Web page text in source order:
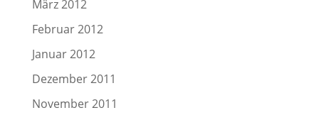
März 2012
Februar 2012
Januar 2012
Dezember 2011
November 2011